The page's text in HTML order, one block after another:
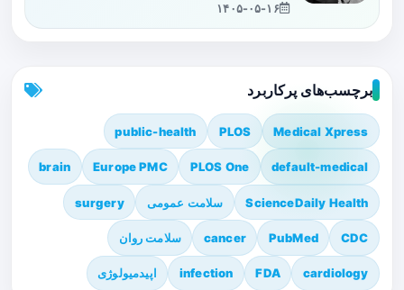
۱۴۰۵-۰۵-۱۶
برچسب‌های پرکاربرد
Medical Xpress
PLOS
public-health
default-medical
PLOS One
Europe PMC
brain
ScienceDaily Health سلامت عمومی surgery
CDC
PubMed
cancer سلامت روان
cardiology
FDA
infection اپیدمیولوژی